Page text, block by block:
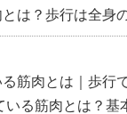
は？歩行は全身
筋肉とは｜歩行
る筋肉とは？基